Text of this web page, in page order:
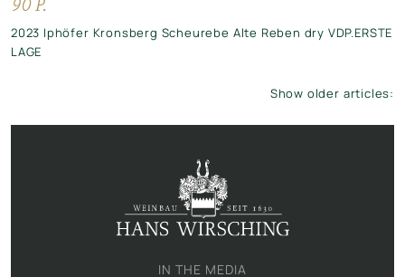
2023 Iphöfer Kronsberg Scheurebe Alte Reben dry VDP.ERSTE
LAGE
Show older articles:
IN THE MEDIA